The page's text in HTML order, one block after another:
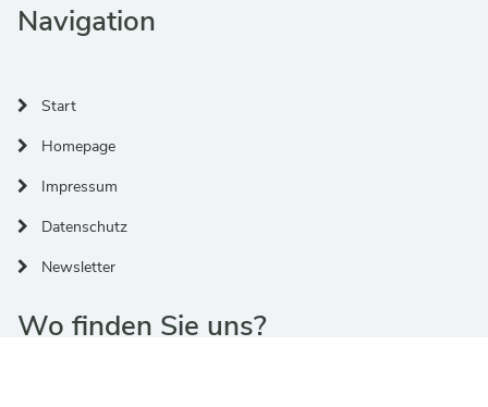
Navigation
Start
Homepage
Impressum
Datenschutz
Newsletter
Wo finden Sie uns?